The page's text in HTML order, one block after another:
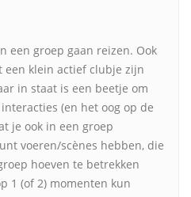
een groep gaan reizen. Ook
een klein actief clubje zijn
in staat is een beetje om
(en het oog op de
je ook in een groep
voeren/scènes hebben, die
hoeven te betrekken
1 (of 2) momenten kun